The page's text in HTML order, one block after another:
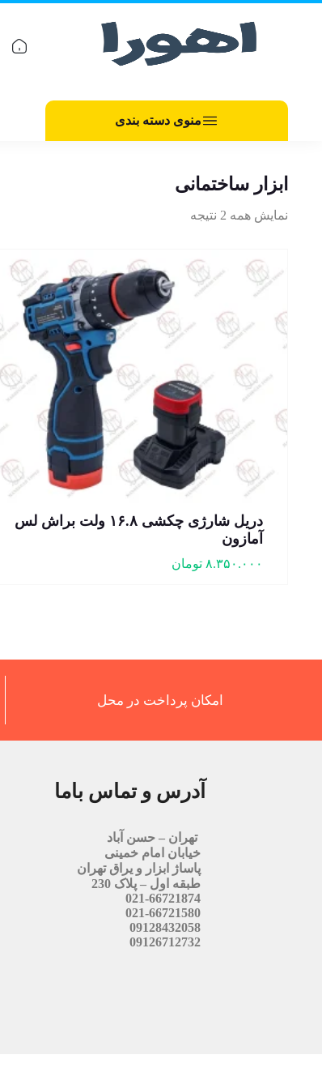
منوی دسته بندی
ابزار ساختمانی
نمایش همه 2 نتیجه
دریل شارژی چکشی ۱۶.۸ ولت براش لس
آمازون
۸.۳۵۰.۰۰۰ تومان
امکان پرداخت در محل
آدرس و تماس باما
تهران – حسن آباد
خیابان امام خمینی
پاساژ ابزار و یراق تهران
طبقه اول – پلاک 230
021-66721874
021-66721580
09128432058
09126712732